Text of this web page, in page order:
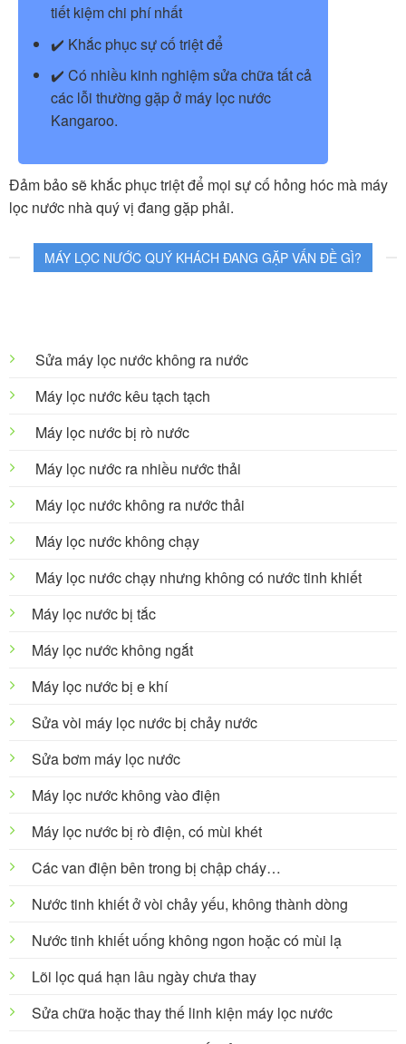
tiết kiệm chi phí nhất
✔️ Khắc phục sự cố triệt để
✔️ Có nhiều kinh nghiệm sửa chữa tất cả
các lỗi thường gặp ở máy lọc nước
Kangaroo.
Đảm bảo sẽ khắc phục triệt để mọi sự cố hỏng hóc mà máy
lọc nước nhà quý vị đang gặp phải.
MÁY LỌC NƯỚC QUÝ KHÁCH ĐANG GẶP VẤN ĐỀ GÌ?
Sửa máy lọc nước không ra nước
Máy lọc nước kêu tạch tạch
Máy lọc nước bị rò nước
Máy lọc nước ra nhiều nước thải
Máy lọc nước không ra nước thải
Máy lọc nước không chạy
Máy lọc nước chạy nhưng không có nước tinh khiết
Máy lọc nước bị tắc
Máy lọc nước không ngắt
Máy lọc nước bị e khí
Sửa vòi máy lọc nước bị chảy nước
Sửa bơm máy lọc nước
Máy lọc nước không vào điện
Máy lọc nước bị rò điện, có mùi khét
Các van điện bên trong bị chập cháy…
Nước tinh khiết ở vòi chảy yếu, không thành dòng
Nước tinh khiết uống không ngon hoặc có mùi lạ
Lõi lọc quá hạn lâu ngày chưa thay
Sửa chữa hoặc thay thế linh kiện máy lọc nước